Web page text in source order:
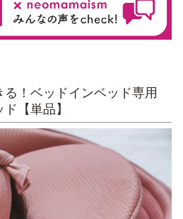
る！ベッドインベッド専用
【単品】